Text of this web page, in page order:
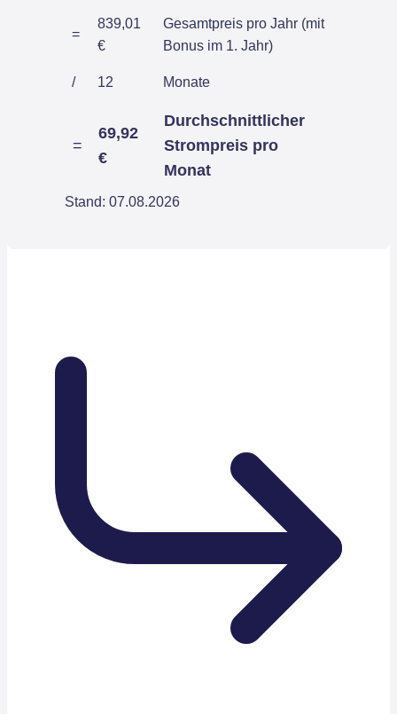
=
839,01
€
Gesamtpreis pro Jahr (mit
Bonus im 1. Jahr)
/ 12 Monate
=
69,92
€
Durchschnittlicher
Strompreis pro
Monat
Stand: 07.08.2026